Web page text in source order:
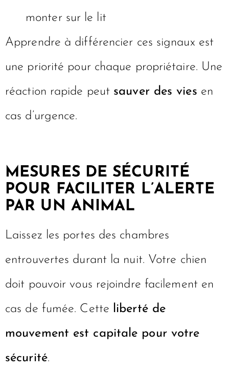
monter sur le lit
Apprendre à différencier ces signaux est
une priorité pour chaque propriétaire. Une
réaction rapide peut sauver des vies en
cas d’urgence.
MESURES DE SÉCURITÉ
POUR FACILITER L’ALERTE
PAR UN ANIMAL
Laissez les portes des chambres
entrouvertes durant la nuit. Votre chien
doit pouvoir vous rejoindre facilement en
cas de fumée. Cette liberté de
mouvement est capitale pour votre
sécurité.